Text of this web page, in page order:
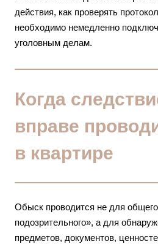
действия, как проверять
необходимо немедленно
уголовным делам.
Когда
вправе
в квартире
Обыск проводится не для
подозрительного», а для
предметов, документов,